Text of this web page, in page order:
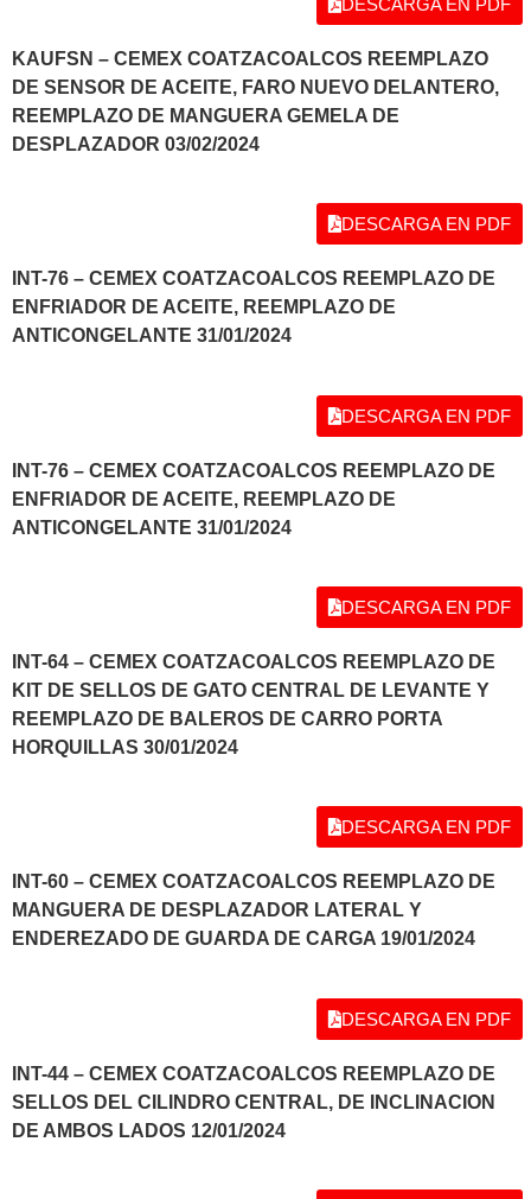
KAUFSN – CEMEX COATZACOALCOS REEMPLAZO
DE SENSOR DE ACEITE, FARO NUEVO DELANTERO,
REEMPLAZO DE MANGUERA GEMELA DE
DESPLAZADOR 03/02/2024
DESCARGA EN PDF
INT-76 – CEMEX COATZACOALCOS REEMPLAZO DE
ENFRIADOR DE ACEITE, REEMPLAZO DE
ANTICONGELANTE 31/01/2024
DESCARGA EN PDF
INT-76 – CEMEX COATZACOALCOS REEMPLAZO DE
ENFRIADOR DE ACEITE, REEMPLAZO DE
ANTICONGELANTE 31/01/2024
DESCARGA EN PDF
INT-64 – CEMEX COATZACOALCOS REEMPLAZO DE
KIT DE SELLOS DE GATO CENTRAL DE LEVANTE Y
REEMPLAZO DE BALEROS DE CARRO PORTA
HORQUILLAS 30/01/2024
DESCARGA EN PDF
INT-60 – CEMEX COATZACOALCOS REEMPLAZO DE
MANGUERA DE DESPLAZADOR LATERAL Y
ENDEREZADO DE GUARDA DE CARGA 19/01/2024
DESCARGA EN PDF
INT-44 – CEMEX COATZACOALCOS REEMPLAZO DE
SELLOS DEL CILINDRO CENTRAL, DE INCLINACION
DE AMBOS LADOS 12/01/2024